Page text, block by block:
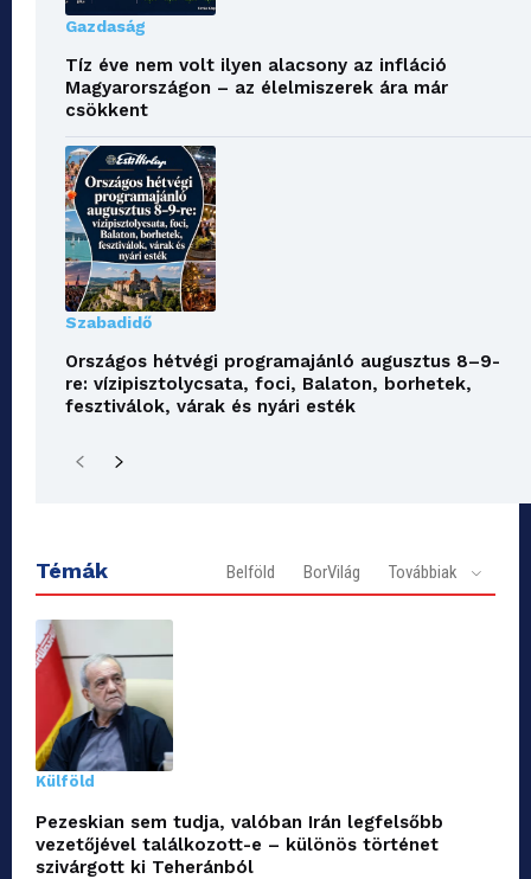
Gazdaság
Tíz éve nem volt ilyen alacsony az infláció
Magyarországon – az élelmiszerek ára már
csökkent
Szabadidő
Országos hétvégi programajánló augusztus 8–9-
re: vízipisztolycsata, foci, Balaton, borhetek,
fesztiválok, várak és nyári esték
Témák Belföld BorVilág Továbbiak
Külföld
Pezeskian sem tudja, valóban Irán legfelsőbb
vezetőjével találkozott-e – különös történet
szivárgott ki Teheránból